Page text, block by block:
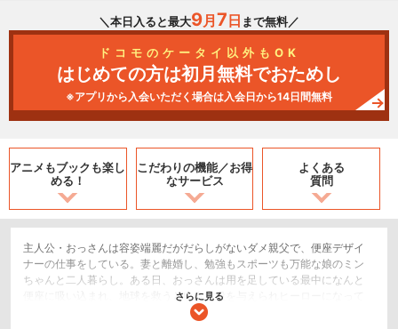
＼本日入ると最大9月 7 日 まで無料／
ドコモのケータイ以外もOK
はじめての方は初月無料でおためし
※アプリから入会いただく場合は入会日から14日間無料
アニメもブックも楽し
める！
こだわりの機能／お得
なサービス
よくある
質問
主人公・おっさんは容姿端麗だがだらしがないダメ親父で、便座デザイ
ナーの仕事をしている。妻と離婚し、勉強もスポーツも万能な娘のミン
ちゃんと二人暮らし。ある日、おっさんは用を足している最中になんと
便座に吸い込まれ、地球を救うという大役を与えられヒーローになって
しまった！その代償に、イケメンな容姿からぽっちゃり姿に大変身！！
さらに見る